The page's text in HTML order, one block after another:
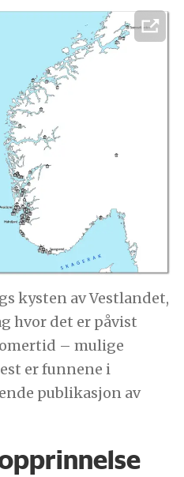
kysten av Vestlandet,
hvor det er påvist
– mulige
er funnene i
publikasjon av